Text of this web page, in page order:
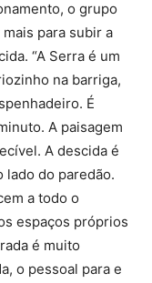
o grupo
para subir a
“A Serra é um
na barriga,
É
A paisagem
A descida é
lado do paredão.
a todo o
espaços próprios
é muito
o pessoal para e